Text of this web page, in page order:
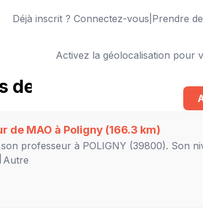
Déjà inscrit ? Connectez-vous Prendre
Activez la géolocalisation pour
de m.a.o. à proximité
de MAO à Poligny (166.3 km)
professeur à POLIGNY (39800). Son
Autre